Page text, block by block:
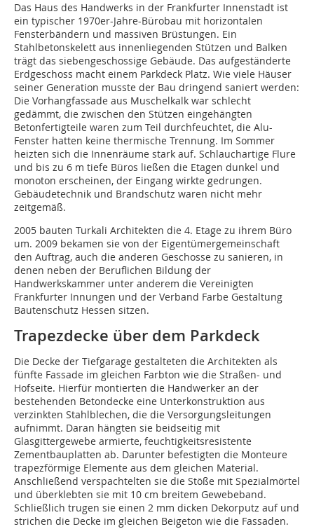
Das Haus des Handwerks in der Frankfurter Innenstadt ist
ein typischer 1970er-Jahre-Bürobau mit horizontalen
Fensterbändern und massiven Brüstungen. Ein
Stahlbetonskelett aus innenliegenden Stützen und Balken
trägt das siebengeschossige Gebäude. Das aufgeständerte
Erdgeschoss macht einem Parkdeck Platz. Wie viele Häuser
seiner Generation musste der Bau dringend saniert werden:
Die Vorhangfassade aus Muschelkalk war schlecht
gedämmt, die zwischen den Stützen eingehängten
Betonfertigteile waren zum Teil durchfeuchtet, die Alu-
Fenster hatten keine thermische Trennung. Im Sommer
heizten sich die Innenräume stark auf. Schlauchartige Flure
und bis zu 6 m tiefe Büros ließen die Etagen dunkel und
monoton erscheinen, der Eingang wirkte gedrungen.
Gebäude­tech­nik und Brandschutz waren nicht mehr
zeitgemäß.
2005 bauten Turkali Architekten die 4. Etage zu ihrem Büro
um. 2009 bekamen sie von der Eigentümergemeinschaft
den Auftrag, auch die anderen Geschosse zu sanieren, in
denen neben der Beruflichen Bildung der
Handwerkskammer unter anderem die Vereinigten
Frankfurter Innungen und der Verband Farbe Gestaltung
Bautenschutz Hessen sitzen.
Trapezdecke über dem Parkdeck
Die Decke der Tiefgarage gestalteten die Architekten als
fünfte Fassade im gleichen Farbton wie die Straßen- und
Hofseite. Hierfür montierten die Handwerker an der
bestehenden Betondecke eine Unterkonstruktion aus
verzinkten Stahlblechen, die die Versorgungsleitungen
aufnimmt. Daran hängten sie beidseitig mit
Glasgittergewebe armierte, feuchtigkeitsresistente
Zementbauplatten ab. Darunter befestigten die Monteure
trapezförmige Elemente aus dem gleichen Material.
Anschließend verspachtelten sie die Stöße mit Spezialmörtel
und überklebten sie mit 10 cm breitem Gewebeband.
Schließlich trugen sie einen 2 mm dicken Dekorputz auf und
strichen die Decke im gleichen Beigeton wie die Fassaden.